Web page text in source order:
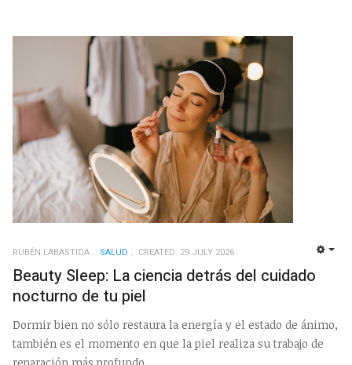
RUBÉN LABASTIDA SALUD CREATED: 29 JULY 2026
Beauty Sleep: La ciencia detrás del cuidado
nocturno de tu piel
Dormir bien no sólo restaura la energía y el estado de ánimo,
también es el momento en que la piel realiza su trabajo de